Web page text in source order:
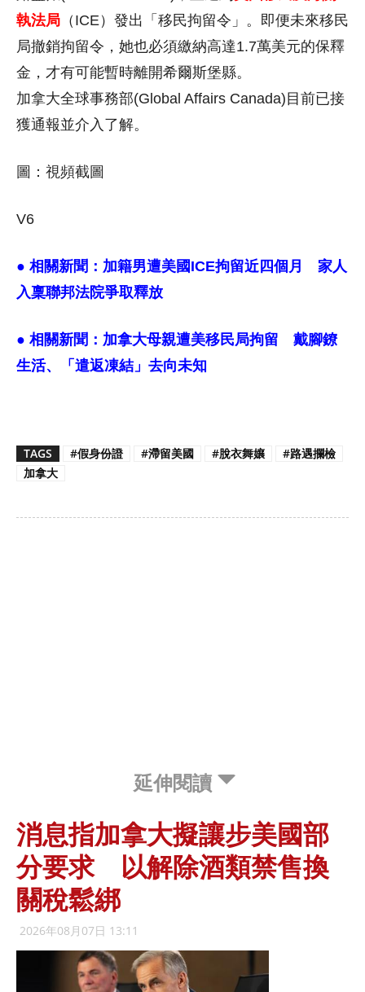
執法局 （ICE）發出「移民拘留令」。即便未來移民
局撤銷拘留令，她也必須繳納高達1.7萬美元的保釋
金，才有可能暫時離開希爾斯堡縣。
加拿大全球事務部(Global Affairs Canada)目前已接
獲通報並介入了解。
圖：視頻截圖
V6
● 相關新聞： 加籍男遭美國ICE拘留近四個月 家人
入稟聯邦法院爭取釋放
● 相關新聞： 加拿大母親遭美移民局拘留 戴腳鐐
生活、「遣返凍結」去向未知
TAGS #假身份證 #滯留美國 #脫衣舞孃
#路遇攔檢
加拿大
延伸閱讀
消息指加拿大擬讓步美國部
分要求 以解除酒類禁售換
關稅鬆綁
2026年08月07日 13:11